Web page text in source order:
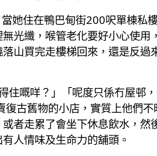
她住在鴨巴甸街200呎單棟私
光纖，喉管老化要好小心使用
山買完走樓梯回來，還是反
嘅咩？」「呢度只係冇屋邨
古舊物的小店，實質上他們
者走累了會坐下休息飲水，然
人情味及生命力的舖頭。